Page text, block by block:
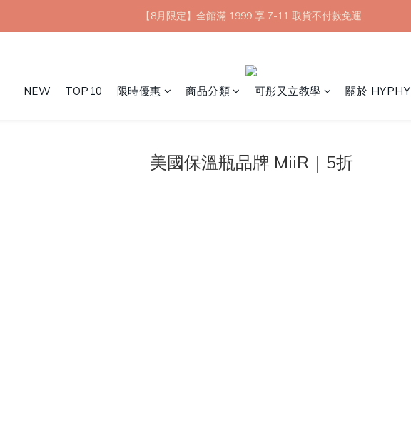
【8月限定】全館滿 1999 享 7-11 取貨不付款免運
【8月限定】全館滿 1999 享 7-11 取貨不付款免運
新會員首購 7-11 店到店免運 點我成為HYPHY Girl
NEW TOP10 限時優惠 商品分類 可彤又立教學 關於 HYPHY
美國保溫瓶品牌 MiiR｜5折